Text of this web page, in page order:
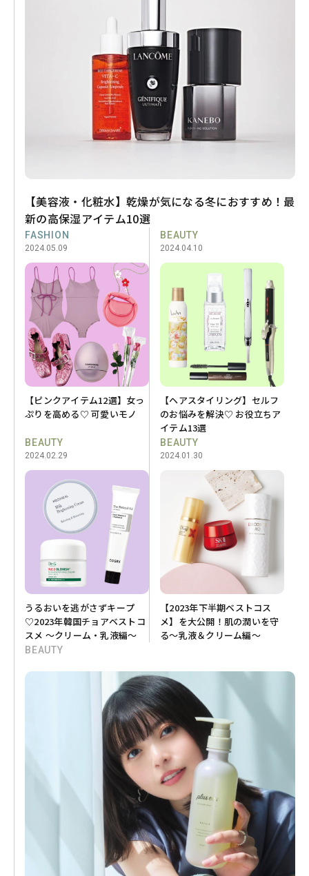
【美容液・化粧水】乾燥が気になる冬におすすめ！最
新の高保湿アイテム10選
FASHION
2024.05.09
【ピンクアイテム12選】女っ
ぷりを高める♡ 可愛いモノ
BEAUTY
2024.04.10
【ヘアスタイリング】セルフ
のお悩みを解決♡ お役立ちア
イテム13選
BEAUTY
2024.02.29
うるおいを逃がさずキープ
♡2023年韓国チョアベストコ
スメ ～クリーム・乳液編～
BEAUTY
2024.01.30
【2023年下半期ベストコス
メ】を大公開！肌の潤いを守
る～乳液＆クリーム編～
BEAUTY